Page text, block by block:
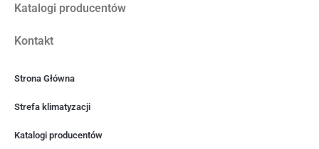
Katalogi producentów
Kontakt
Strona Główna
Strefa klimatyzacji
Katalogi producentów